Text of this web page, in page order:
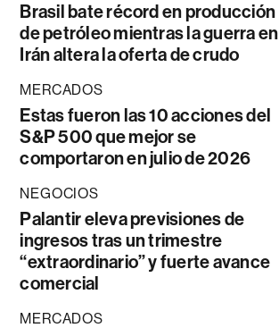
Brasil bate récord en producción
de petróleo mientras la guerra en
Irán altera la oferta de crudo
MERCADOS
Estas fueron las 10 acciones del
S&P 500 que mejor se
comportaron en julio de 2026
NEGOCIOS
Palantir eleva previsiones de
ingresos tras un trimestre
“extraordinario” y fuerte avance
comercial
MERCADOS